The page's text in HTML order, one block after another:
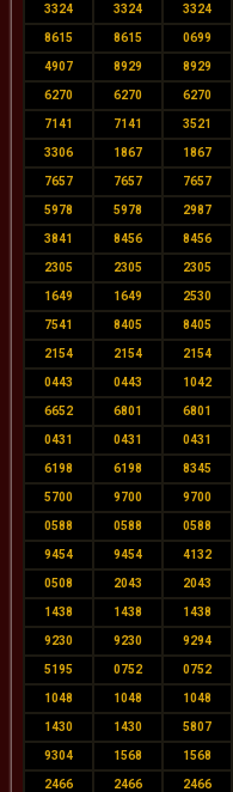
3324 3324 3324
8615 8615 0699
4907 8929 8929
6270 6270 6270
7141 7141 3521
3306 1867 1867
7657 7657 7657
5978 5978 2987
3841 8456 8456
2305 2305 2305
1649 1649 2530
7541 8405 8405
2154 2154 2154
0443 0443 1042
6652 6801 6801
0431 0431 0431
6198 6198 8345
5700 9700 9700
0588 0588 0588
9454 9454 4132
0508 2043 2043
1438 1438 1438
9230 9230 9294
5195 0752 0752
1048 1048 1048
1430 1430 5807
9304 1568 1568
2466 2466 2466